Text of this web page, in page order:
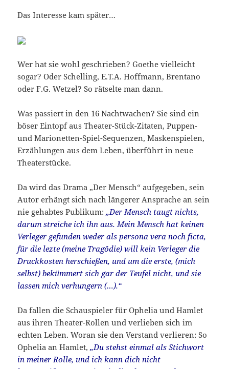
Das Interesse kam später…
Wer hat sie wohl geschrieben? Goethe vielleicht
sogar? Oder Schelling, E.T.A. Hoffmann, Brentano
oder F.G. Wetzel? So rätselte man dann.
Was passiert in den 16 Nachtwachen? Sie sind ein
böser Eintopf aus Theater-Stück-Zitaten, Puppen-
und Marionetten-Spiel-Sequenzen, Maskenspielen,
Erzählungen aus dem Leben, überführt in neue
Theaterstücke.
Da wird das Drama „Der Mensch“ aufgegeben, sein
Autor erhängt sich nach längerer Ansprache an sein
nie gehabtes Publikum:„Der Mensch taugt nichts,
darum streiche ich ihn aus. Mein Mensch hat keinen
Verleger gefunden weder als persona vera noch ficta,
für die lezte (meine Tragödie) will kein Verleger die
Druckkosten herschießen, und um die erste, (mich
selbst) bekümmert sich gar der Teufel nicht, und sie
lassen mich verhungern (…).“
Da fallen die Schauspieler für Ophelia und Hamlet
aus ihren Theater-Rollen und verlieben sich im
echten Leben. Woran sie den Verstand verlieren: So
Ophelia an Hamlet,„Du stehst einmal als Stichwort
in meiner Rolle, und ich kann dich nicht